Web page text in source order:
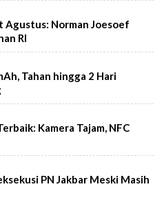
Norman Joesoef
RI
Tahan hingga 2 Hari
Kamera Tajam, NFC
PN Jakbar Meski Masih